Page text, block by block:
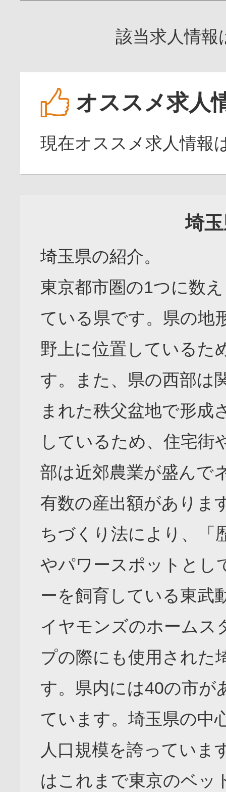
該当求人情
オススメ求人
現在オススメ求人情報
埼
埼玉県の紹介。
東京都市圏の1つに数
ている県です。県の地
野上に位置しているた
す。また、県の西部は
まれた秩父盆地で形成
しているため、住宅街
部は近郊農業が盛んで
有数の産出額がありま
ちづくり法により、「
やパワースポットとし
ーを飼育している東武
イヤモンズのホームス
プの際にも使用された
す。県内には40の市が
ています。埼玉県の中
人口規模を誇っていま
はこれまで東京のベッ